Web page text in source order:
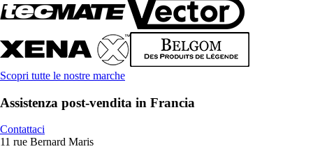
Scopri tutte le nostre marche
Assistenza post-vendita in Francia
Contattaci
11 rue Bernard Maris